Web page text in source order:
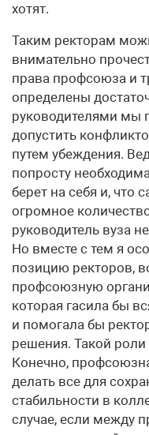
хотят.
Таким ректорам
внимательно
права профсоюза и
определены
руководителями мы
допустить
путем убеждения.
попросту
берет на себя и, что
огромное
руководитель вуза
Но вместе с тем я
позицию ректоров,
профсоюзную
которая гасила бы
и помогала бы
решения. Такой роли
Конечно,
делать все для
стабильности в
случае, если между